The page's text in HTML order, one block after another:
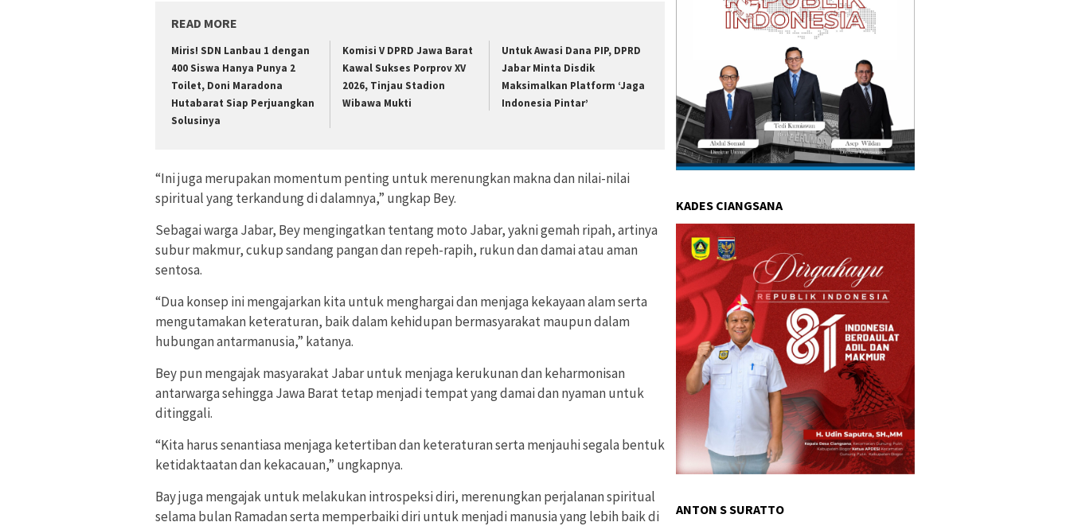
READ MORE
Miris! SDN Lanbau 1 dengan
400 Siswa Hanya Punya 2
Toilet, Doni Maradona
Hutabarat Siap Perjuangkan
Solusinya
Komisi V DPRD Jawa Barat
Kawal Sukses Porprov XV
2026, Tinjau Stadion
Wibawa Mukti
Untuk Awasi Dana PIP, DPRD
Jabar Minta Disdik
Maksimalkan Platform ‘Jaga
Indonesia Pintar’
“Ini juga merupakan momentum penting untuk merenungkan makna dan nilai-nilai
spiritual yang terkandung di dalamnya,” ungkap Bey.
Sebagai warga Jabar, Bey mengingatkan tentang moto Jabar, yakni gemah ripah, artinya
subur makmur, cukup sandang pangan dan repeh-rapih, rukun dan damai atau aman
sentosa.
“Dua konsep ini mengajarkan kita untuk menghargai dan menjaga kekayaan alam serta
mengutamakan keteraturan, baik dalam kehidupan bermasyarakat maupun dalam
hubungan antarmanusia,” katanya.
Bey pun mengajak masyarakat Jabar untuk menjaga kerukunan dan keharmonisan
antarwarga sehingga Jawa Barat tetap menjadi tempat yang damai dan nyaman untuk
ditinggali.
“Kita harus senantiasa menjaga ketertiban dan keteraturan serta menjauhi segala bentuk
ketidaktaatan dan kekacauan,” ungkapnya.
Bay juga mengajak untuk melakukan introspeksi diri, merenungkan perjalanan spiritual
selama bulan Ramadan serta memperbaiki diri untuk menjadi manusia yang lebih baik di
KADES CIANGSANA
ANTON S SURATTO